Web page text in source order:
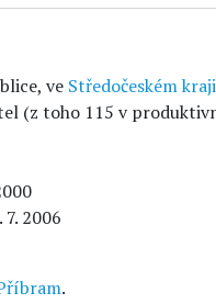
ve Středočeském kraji
(z toho 115 v
2006
.